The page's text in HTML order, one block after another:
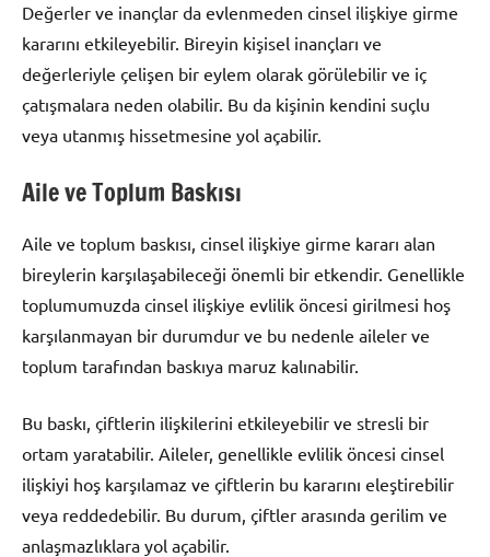
Değerler ve inançlar da evlenmeden cinsel ilişkiye girme
kararını etkileyebilir. Bireyin kişisel inançları ve
değerleriyle çelişen bir eylem olarak görülebilir ve iç
çatışmalara neden olabilir. Bu da kişinin kendini suçlu
veya utanmış hissetmesine yol açabilir.
Aile ve Toplum Baskısı
Aile ve toplum baskısı, cinsel ilişkiye girme kararı alan
bireylerin karşılaşabileceği önemli bir etkendir. Genellikle
toplumumuzda cinsel ilişkiye evlilik öncesi girilmesi hoş
karşılanmayan bir durumdur ve bu nedenle aileler ve
toplum tarafından baskıya maruz kalınabilir.
Bu baskı, çiftlerin ilişkilerini etkileyebilir ve stresli bir
ortam yaratabilir. Aileler, genellikle evlilik öncesi cinsel
ilişkiyi hoş karşılamaz ve çiftlerin bu kararını eleştirebilir
veya reddedebilir. Bu durum, çiftler arasında gerilim ve
anlaşmazlıklara yol açabilir.